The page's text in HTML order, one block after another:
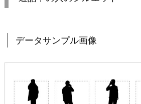
データサンプル画像